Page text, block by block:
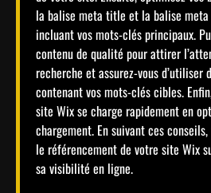
la balise meta title et la balise
incluant vos mots-clés principaux.
contenu de qualité pour attirer
recherche et assurez-vous d’utiliser
contenant vos mots-clés cibles.
site Wix se charge rapidement en
chargement. En suivant ces
le référencement de votre site Wix
sa visibilité en ligne.